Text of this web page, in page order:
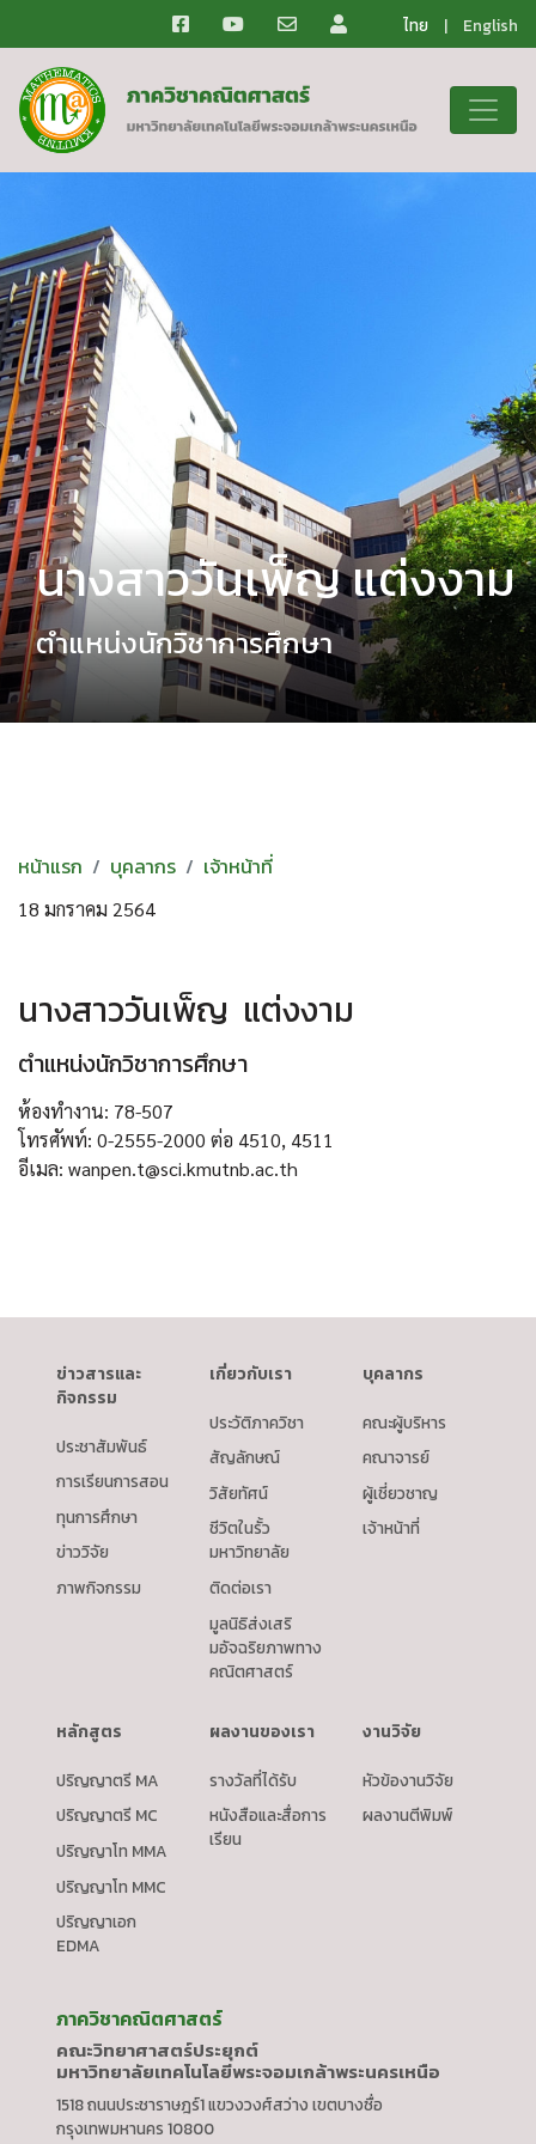
ไทย | English
นางสาววันเพ็ญ แต่งงาม
ตำแหน่งนักวิชาการศึกษา
หน้าแรก บุคลากร เจ้าหน้าที่
18 มกราคม 2564
นางสาววันเพ็ญ แต่งงาม
ตำแหน่งนักวิชาการศึกษา
ห้องทำงาน: 78-507
โทรศัพท์: 0-2555-2000 ต่อ 4510, 4511
อีเมล: wanpen.t@sci.kmutnb.ac.th
ข่าวสารและ
กิจกรรม
ประชาสัมพันธ์
การเรียนการสอน
ทุนการศึกษา
ข่าววิจัย
ภาพกิจกรรม
เกี่ยวกับเรา
ประวัติภาควิชา
สัญลักษณ์
วิสัยทัศน์
ชีวิตในรั้ว
มหาวิทยาลัย
ติดต่อเรา
มูลนิธิส่งเสริ
มอัจฉริยภาพทาง
คณิตศาสตร์
บุคลากร
คณะผู้บริหาร
คณาจารย์
ผู้เชี่ยวชาญ
เจ้าหน้าที่
หลักสูตร
ปริญญาตรี MA
ปริญญาตรี MC
ปริญญาโท MMA
ปริญญาโท MMC
ปริญญาเอก
EDMA
ผลงานของเรา
รางวัลที่ได้รับ
หนังสือและสื่อการ
เรียน
งานวิจัย
หัวข้องานวิจัย
ผลงานตีพิมพ์
ภาควิชาคณิตศาสตร์
คณะวิทยาศาสตร์ประยุกต์
มหาวิทยาลัยเทคโนโลยีพระจอมเกล้าพระนครเหนือ
1518 ถนนประชาราษฎร์1 แขวงวงศ์สว่าง เขตบางซื่อ
กรุงเทพมหานคร 10800